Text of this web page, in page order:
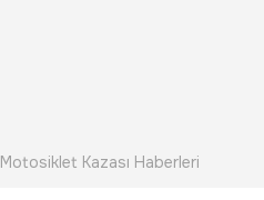
Motosiklet Kazası Haberleri